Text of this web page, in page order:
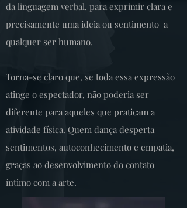
da linguagem verbal, para exprimir clara e
precisamente uma ideia ou sentimento a
qualquer ser humano.
Torna-se claro que, se toda essa expressão
atinge o espectador, não poderia ser
diferente para aqueles que praticam a
atividade física. Quem dança desperta
sentimentos, autoconhecimento e empatia,
graças ao desenvolvimento do contato
íntimo com a arte.